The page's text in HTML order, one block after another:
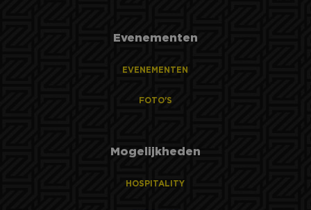
Evenementen
EVENEMENTEN
FOTO'S
Mogelijkheden
HOSPITALITY